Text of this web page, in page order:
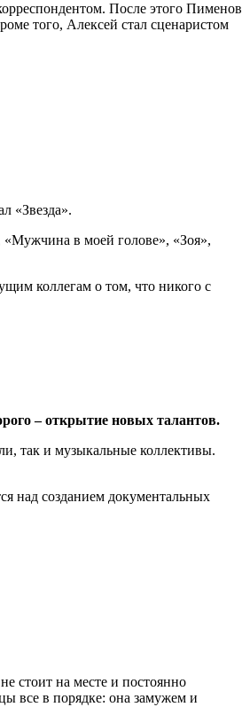
После этого Пименов
того, Алексей стал сценаристом
«Звезда».
в моей голове», «Зоя»,
коллегам о том, что никого с
– открытие новых талантов.
так и музыкальные коллективы.
над созданием документальных
стоит на месте и постоянно
все в порядке: она замужем и